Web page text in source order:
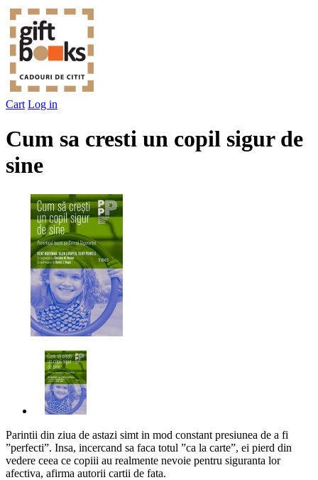
Cart Log in
Cum sa cresti un copil sigur de
sine
Parintii din ziua de astazi simt in mod constant presiunea de a fi
”perfecti”. Insa, incercand sa faca totul ”ca la carte”, ei pierd din
vedere ceea ce copiii au realmente nevoie pentru siguranta lor
afectiva, afirma autorii cartii de fata.